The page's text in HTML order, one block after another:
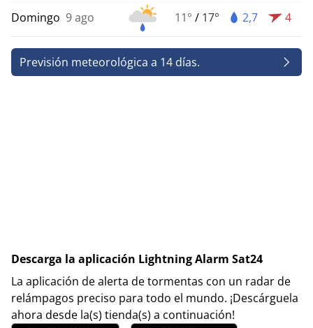
Domingo 9 ago 11° / 17° 2,7 4
Previsión meteorológica a 14 días.
Descarga la aplicación Lightning Alarm Sat24
La aplicación de alerta de tormentas con un radar de
relámpagos preciso para todo el mundo. ¡Descárguela
ahora desde la(s) tienda(s) a continuación!